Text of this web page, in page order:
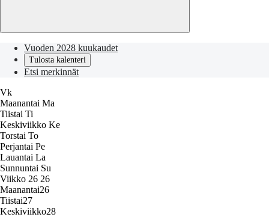
Vuoden 2028 kuukaudet
Tulosta kalenteri
Etsi merkinnät
Vk
Maanantai Ma
Tiistai Ti
Keskiviikko Ke
Torstai To
Perjantai Pe
Lauantai La
Sunnuntai Su
Viikko 26 26
Maanantai26
Tiistai27
Keskiviikko28